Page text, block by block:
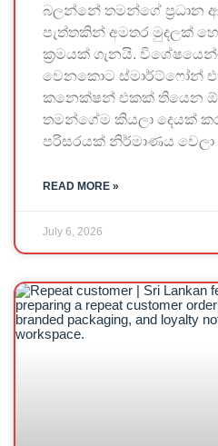
බලන්නේ තමන්ගේ ප්‍රධාන
පැත්තකින් අමතර මුදලක්
ක්‍රමයක් ගැනයි.
වෙනකොට ස්මාර්ට්ෆෝන්
කනෙක්ෂන් එකක් තියෙන
තමන්ගේම කියලා දෙයක්
පරිසරයක් නිර්මාණය වෙලා
READ MORE »
July 6, 2026